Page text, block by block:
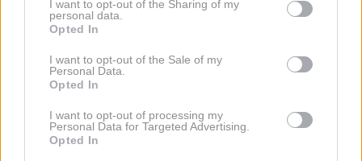
not limited to your visit or usage behaviour. You may click to
grant or deny consent to Google and its third-party tags to
use your data for below specified purposes in below Google
consent section.
I want to opt-out of the Sharing of my
personal data.
Opted In
I want to opt-out of the Sale of my
Personal Data.
Opted In
I want to opt-out of processing my
Personal Data for Targeted Advertising.
Opted In
pa se dvigne na